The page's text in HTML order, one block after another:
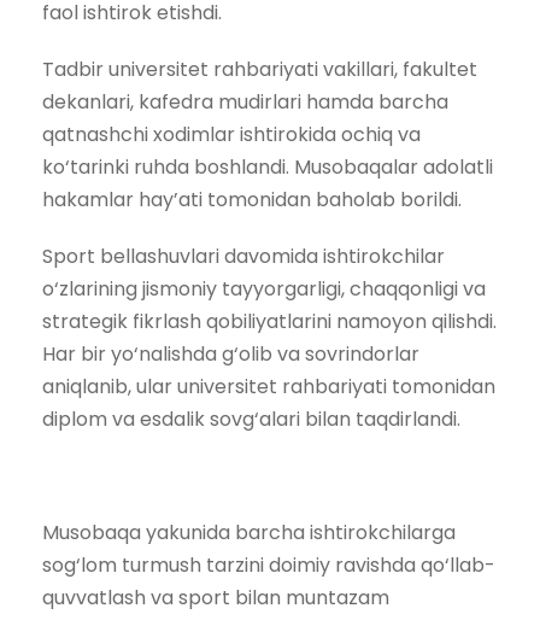
faol ishtirok etishdi.
Tadbir universitet rahbariyati vakillari, fakultet
dekanlari, kafedra mudirlari hamda barcha
qatnashchi xodimlar ishtirokida ochiq va
ko‘tarinki ruhda boshlandi. Musobaqalar adolatli
hakamlar hay’ati tomonidan baholab borildi.
Sport bellashuvlari davomida ishtirokchilar
o‘zlarining jismoniy tayyorgarligi, chaqqonligi va
strategik fikrlash qobiliyatlarini namoyon qilishdi.
Har bir yo‘nalishda g‘olib va sovrindorlar
aniqlanib, ular universitet rahbariyati tomonidan
diplom va esdalik sovg‘alari bilan taqdirlandi.
Musobaqa yakunida barcha ishtirokchilarga
sog‘lom turmush tarzini doimiy ravishda qo‘llab-
quvvatlash va sport bilan muntazam